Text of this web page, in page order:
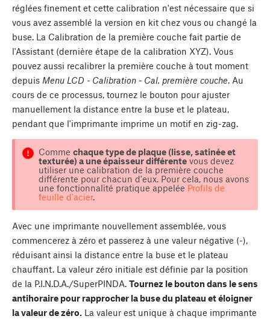
réglées finement et cette calibration n'est nécessaire que si
vous avez assemblé la version en kit chez vous ou changé la
buse. La Calibration de la première couche fait partie de
l'Assistant (dernière étape de la calibration XYZ). Vous
pouvez aussi recalibrer la première couche à tout moment
depuis Menu LCD - Calibration - Cal. première couche. Au
cours de ce processus, tournez le bouton pour ajuster
manuellement la distance entre la buse et le plateau,
pendant que l'imprimante imprime un motif en zig-zag.
Comme chaque type de plaque (lisse, satinée et
texturée) a une épaisseur différentevous devez
utiliser une calibration de la première couche
différente pour chacun d'eux. Pour cela, nous avons
une fonctionnalité pratique appelée Profils de
feuille d'acier.
Avec une imprimante nouvellement assemblée, vous
commencerez à zéro et passerez à une valeur négative (-),
réduisant ainsi la distance entre la buse et le plateau
chauffant. La valeur zéro initiale est définie par la position
de la P.I.N.D.A./SuperPINDA. Tournez le bouton dans le sens
antihoraire pour rapprocher la buse du plateau et éloigner
la valeur de zéro. La valeur est unique à chaque imprimante